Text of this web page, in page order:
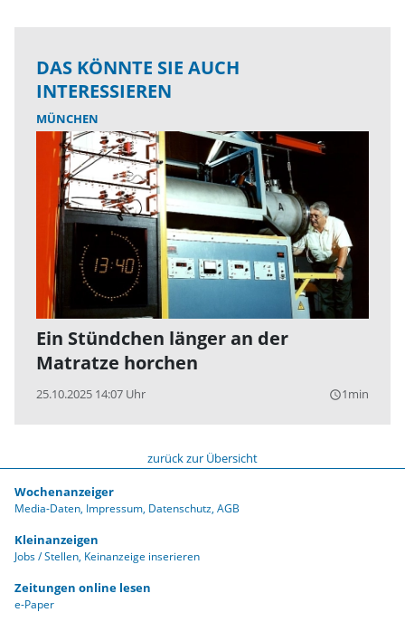
DAS KÖNNTE SIE AUCH
INTERESSIEREN
MÜNCHEN
Ein Stündchen länger an der
Matratze horchen
25.10.2025 14:07 Uhr query_builder1min
zurück zur Übersicht
Wochenanzeiger
Media-Daten Impressum Datenschutz AGB
Kleinanzeigen
Jobs / Stellen Keinanzeige inserieren
Zeitungen online lesen
e-Paper